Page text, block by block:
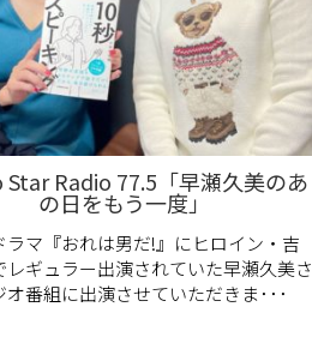
Star Radio 77.5「早瀬久美のあ
の日をもう一度」
ラマ『おれは男だ!』にヒロイン・吉
レギュラー出演されていた早瀬久美さ
オ番組に出演させていただきま･･･